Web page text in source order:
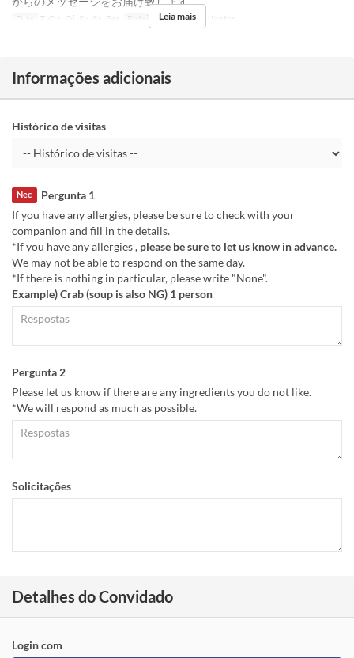
Dias T, Qa, Qi, Sx, Sa, Fer Refeições Almoço, Jantar
Leia mais
Informações adicionais
Histórico de visitas
Pergunta 1
Nec
If you have any allergies, please be sure to check with your
companion and fill in the details.
*If you have any allergies, please be sure to let us know in advance.
We may not be able to respond on the same day.
*If there is nothing in particular, please write "None".
Example) Crab (soup is also NG) 1 person
Pergunta 2
Please let us know if there are any ingredients you do not like.
*We will respond as much as possible.
Solicitações
Detalhes do Convidado
Login com